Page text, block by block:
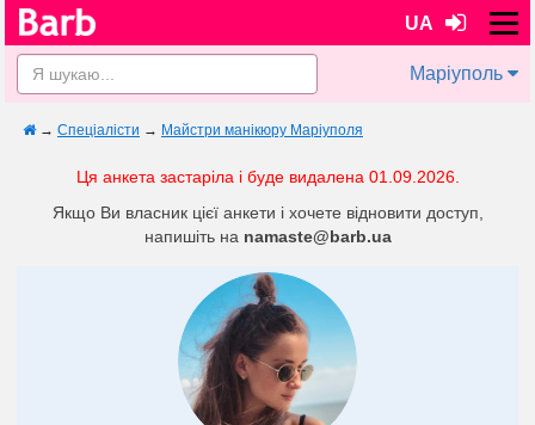
UA
Маріуполь
→ Спеціалісти → Майстри манікюру Маріуполя
Ця анкета застаріла і буде видалена 01.09.2026.
Якщо Ви власник цієї анкети і хочете відновити доступ,
напишіть на namaste@barb.ua